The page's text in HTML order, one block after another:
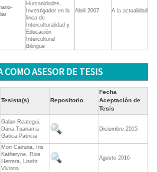
Humanidades.
Investigador en la
linea de
Interculturalidad y
Educación
Intercultural
Bilingue
Abril 2007 A la actualidad
COMO ASESOR DE TESIS
Tesista(s) Repositorio
Fecha
Aceptación de
Tesis
Galan Reategui,
Dana.Tuanama
Gatica,Patricia
Diciembre 2015
Mori Cairuna, Iris
Katheryne, Rios
Herrera, Liseht
Viviana
Agosto 2016